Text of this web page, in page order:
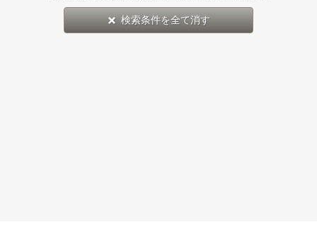
検索条件を全て消す